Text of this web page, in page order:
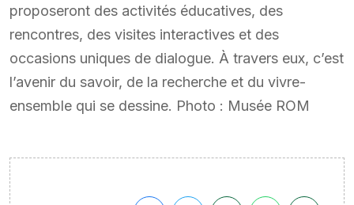
proposeront des activités éducatives, des
rencontres, des visites interactives et des
occasions uniques de dialogue. À travers eux, c’est
l’avenir du savoir, de la recherche et du vivre-
ensemble qui se dessine. Photo : Musée ROM